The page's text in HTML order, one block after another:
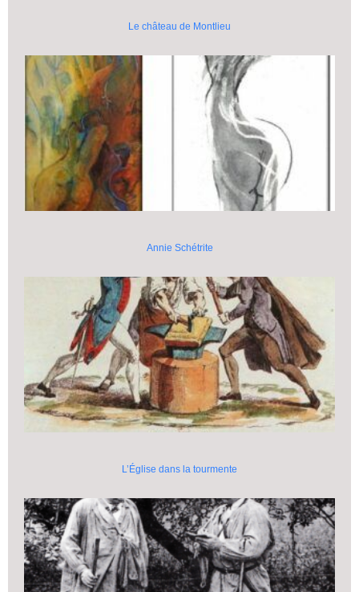
Le château de Montlieu
Annie Schétrite
L’Église dans la tourmente